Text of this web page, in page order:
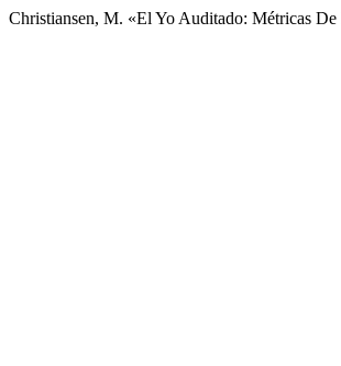
Christiansen, M. «El Yo Auditado: Métricas